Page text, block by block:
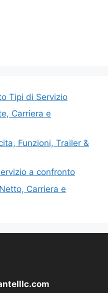
Tipi di Servizio
Carriera e
Funzioni, Trailer &
a confronto
Carriera e